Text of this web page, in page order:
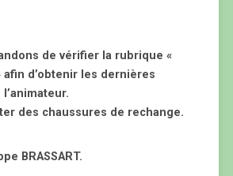
de vérifier la rubrique «
afin d’obtenir les dernières
des chaussures de rechange.
BRASSART.